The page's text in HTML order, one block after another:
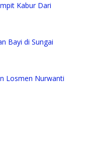
Kabur Dari
Bayi di Sungai
Losmen Nurwanti